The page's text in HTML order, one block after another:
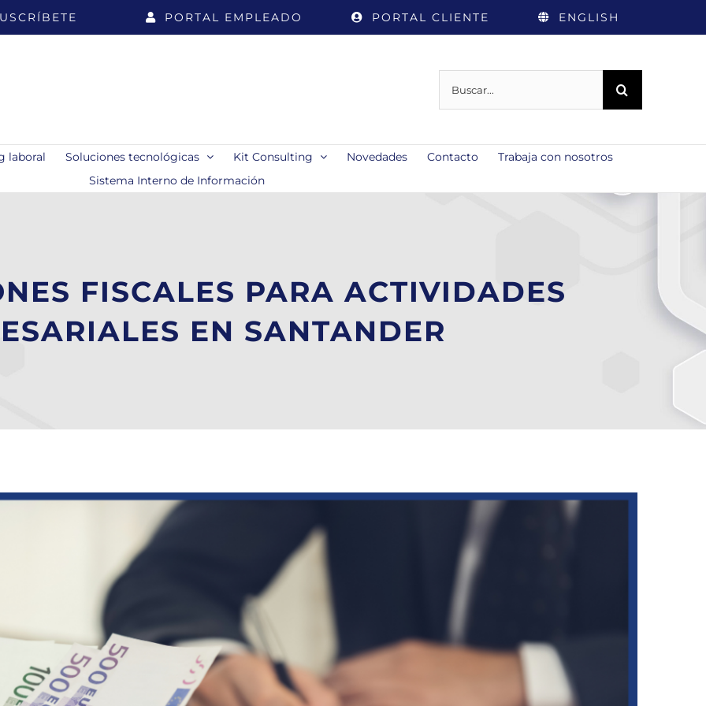
PORTAL EMPLEADO PORTAL CLIENTE ENGLISH
laboral Soluciones tecnológicas Kit Consulting Novedades Contacto
Trabaja con nosotros
Sistema Interno de Información
FISCALES PARA ACTIVIDADES
EN SANTANDER